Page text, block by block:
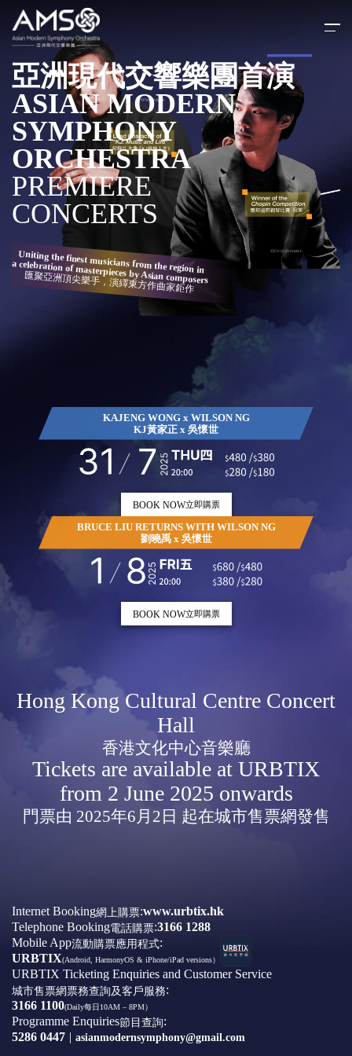
亞洲現代交響樂團首演
ASIAN MODERN
SYMPHONY
ORCHESTRA
PREMIERE
CONCERTS
Uniting the finest musicians from the region in
a celebration of masterpieces by Asian composers
匯聚亞洲頂尖樂手，演繹東方作曲家鉅作
KAJENG WONG x WILSON NG
KJ黃家正 x 吳懷世
BOOK NOW立即購票
BRUCE LIU RETURNS WITH WILSON NG
劉曉禹 x 吳懷世
BOOK NOW立即購票
Hong Kong Cultural Centre Concert
Hall
香港文化中心音樂廳
Tickets are available at URBTIX
from 2 June 2025 onwards
門票由 2025年6月2日 起在城市售票網發售
Internet Booking網上購票:www.urbtix.hk
Telephone Booking電話購票:3166 1288
Mobile App流動購票應用程式:
URBTIX(Android, HarmonyOS & iPhone/iPad versions）
URBTIX Ticketing Enquiries and Customer Service
城市售票網票務查詢及客戶服務:
3166 1100(Daily每日10AM – 8PM）
Programme Enquiries節目查詢:
5286 0447 |